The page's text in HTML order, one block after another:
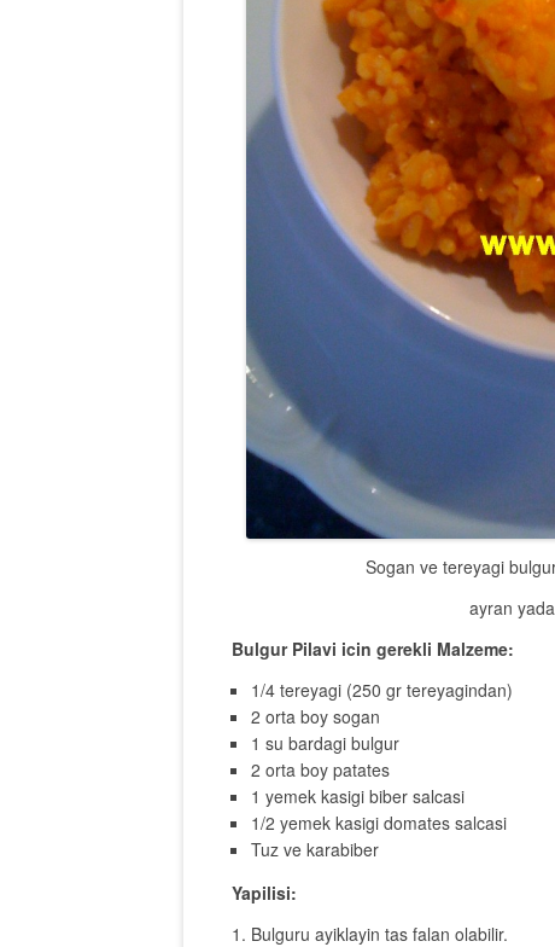
Sogan ve tereyagi
ayran
Bulgur Pilavi icin gerekli Malzeme:
1/4 tereyagi (250 gr tereyagindan)
2 orta boy sogan
1 su bardagi bulgur
2 orta boy patates
1 yemek kasigi biber salcasi
1/2 yemek kasigi domates salcasi
Tuz ve karabiber
Yapilisi:
Bulguru ayiklayin tas falan olabilir.